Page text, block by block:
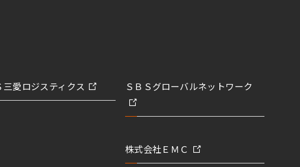
三愛ロジスティクス ＳＢＳグローバルネットワーク
株式会社ＥＭＣ